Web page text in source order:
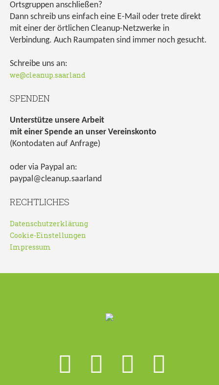
Ortsgruppen anschließen?
Dann schreib uns einfach eine E-Mail oder trete direkt
mit einer der örtlichen Cleanup-Netzwerke in
Verbindung. Auch Raumpaten sind immer noch gesucht.
Schreibe uns an:
we@cleanup.saarland
SPENDEN
Unterstütze unsere Arbeit
mit einer Spende an unser Vereinskonto
(Kontodaten auf Anfrage)
oder via Paypal an:
paypal@cleanup.saarland
RECHTLICHES
Datenschutzerklärung
Cookie-Einstellungen
Impressum